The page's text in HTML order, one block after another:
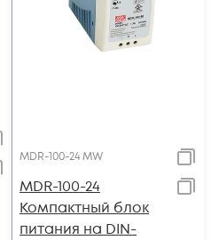
MDR-100-24 MW
MDR-100-24
Компактный блок
питания на DIN-